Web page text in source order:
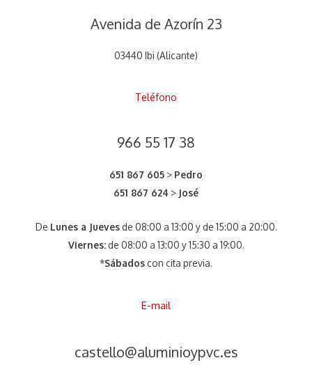
Avenida de Azorín 23
03440 Ibi (Alicante)
Teléfono
966 55 17 38
651 867 605 > Pedro
651 867 624 > José
De Lunes a Juevesde 08:00 a 13:00 y de 15:00 a 20:00.
Viernes:de 08:00 a 13:00 y 15:30 a 19:00.
*Sábados con cita previa.
E-mail
castello@aluminioypvc.es